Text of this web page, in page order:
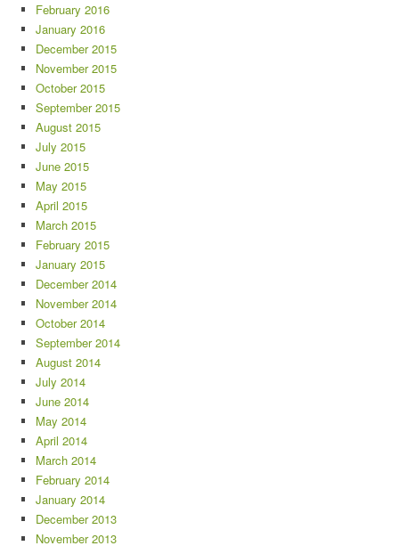
February 2016
January 2016
December 2015
November 2015
October 2015
September 2015
August 2015
July 2015
June 2015
May 2015
April 2015
March 2015
February 2015
January 2015
December 2014
November 2014
October 2014
September 2014
August 2014
July 2014
June 2014
May 2014
April 2014
March 2014
February 2014
January 2014
December 2013
November 2013